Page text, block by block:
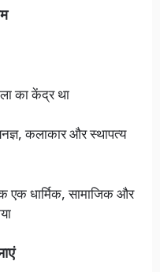
का केंद्र था
कलाकार और स्थापत्य
एक धार्मिक, सामाजिक और